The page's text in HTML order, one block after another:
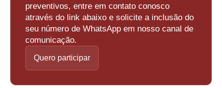
preventivos, entre em contato conosco
através do link abaixo e solicite a inclusão do
seu número de WhatsApp em nosso canal de
comunicação.
Quero participar